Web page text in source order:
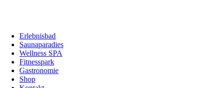
Erlebnisbad
Saunaparadies
Wellness SPA
Fitnesspark
Gastronomie
Shop